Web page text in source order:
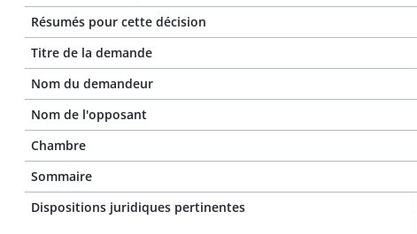
Résumés pour cette décision
Titre de la demande
Nom du demandeur
Nom de l'opposant
Chambre
Sommaire
Dispositions juridiques pertinentes